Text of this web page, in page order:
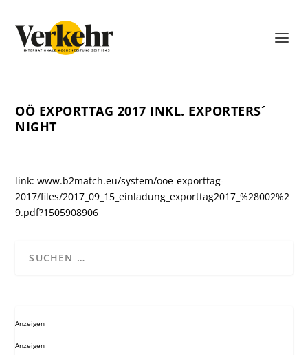
OÖ EXPORTTAG 2017 INKL. EXPORTERS´
NIGHT
link:www.b2match.eu/system/ooe-exporttag-
2017/files/2017_09_15_einladung_exporttag2017_%28002%2
9.pdf?1505908906
Anzeigen
Anzeigen